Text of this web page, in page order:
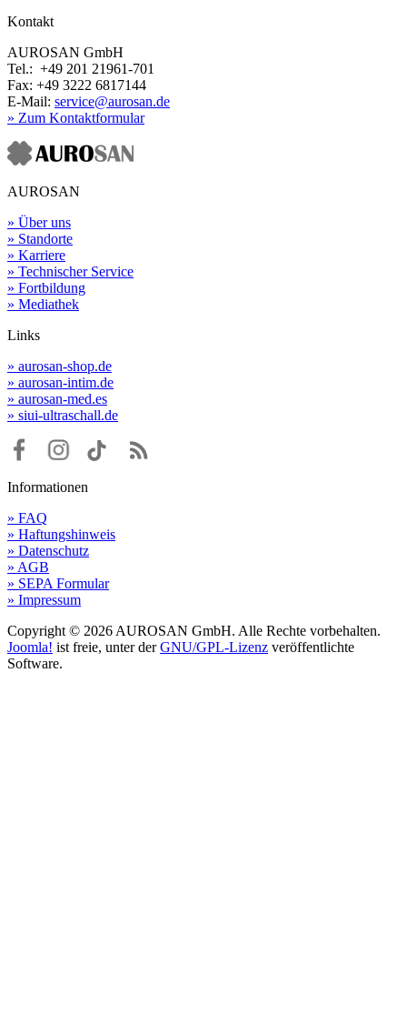
Kontakt
AUROSAN GmbH
Tel.: +49 201 21961-701
Fax: +49 3222 6817144
E-Mail: service@aurosan.de
» Zum Kontaktformular
AUROSAN
» Über uns
» Standorte
» Karriere
» Technischer Service
» Fortbildung
» Mediathek
Links
» aurosan-shop.de
» aurosan-intim.de
» aurosan-med.es
» siui-ultraschall.de
Informationen
» FAQ
» Haftungshinweis
» Datenschutz
» AGB
» SEPA Formular
» Impressum
Copyright © 2026 AUROSAN GmbH. Alle Rechte vorbehalten.
Joomla! ist freie, unter derGNU/GPL-Lizenz veröffentlichte
Software.